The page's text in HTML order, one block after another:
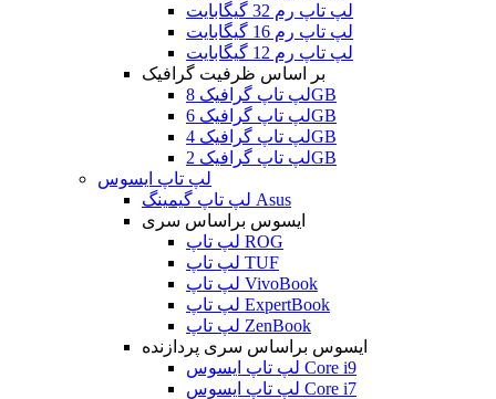
لپ تاپ رم 32 گیگابایت
لپ تاپ رم 16 گیگابایت
لپ تاپ رم 12 گیگابایت
بر اساس ظرفیت گرافیک
لپ تاپ گرافیک 8GB
لپ تاپ گرافیک 6GB
لپ تاپ گرافیک 4GB
لپ تاپ گرافیک 2GB
لپ تاپ ایسوس
لپ تاپ گیمینگ Asus
ایسوس براساس سری
لپ تاپ ROG
لپ تاپ TUF
لپ تاپ VivoBook
لپ تاپ ExpertBook
لپ تاپ ZenBook
ایسوس براساس سری پردازنده
لپ تاپ ایسوس Core i9
لپ تاپ ایسوس Core i7